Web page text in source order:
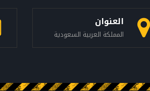
سي بانتظام على أداء الغسالة العالي، وتحافظ
على عمر الغسالة الطويل. لذلك، يجب تخصيص
بعض الوقت للعناية بغسالتك، وذلك بتنظيفها
بشكلٍ دوري وفحصها بانتظام. اعطال غسالة جي
بعض الأعطال الشائعة في غسالات جي إم سي
العنوان
المملكة العربية السعودية